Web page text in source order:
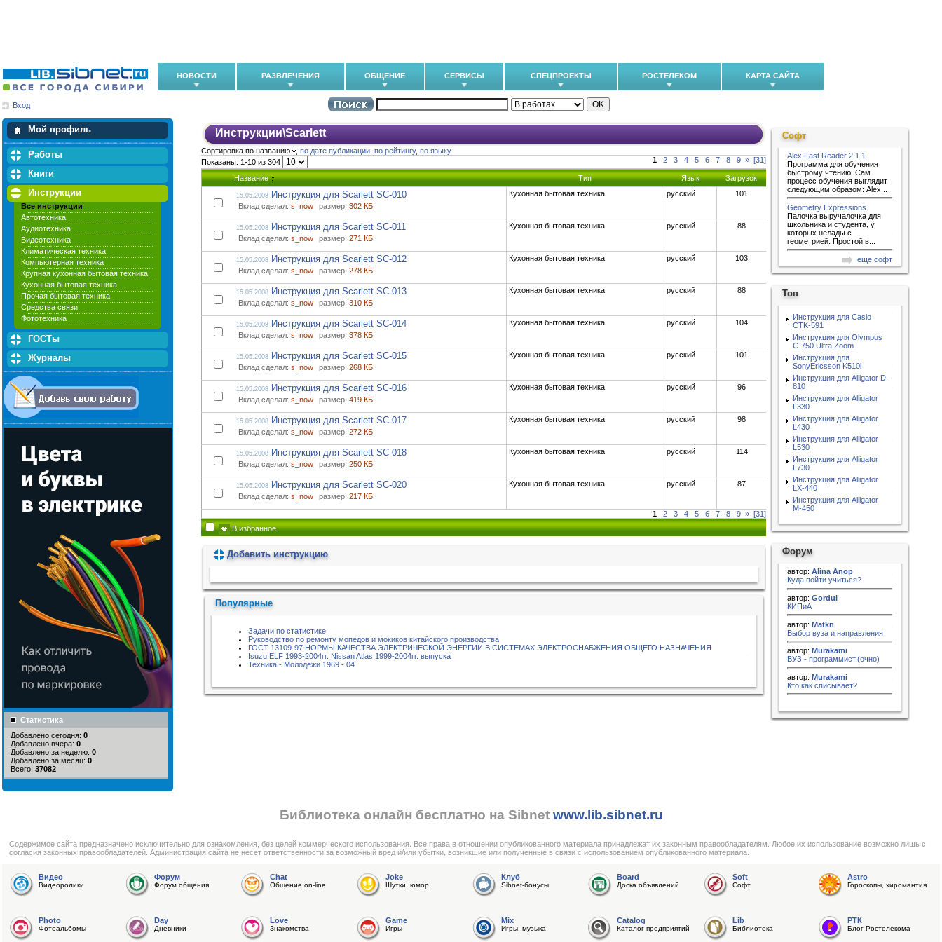
НОВОСТИ РАЗВЛЕЧЕНИЯ ОБЩЕНИЕ СЕРВИСЫ СПЕЦПРОЕКТЫ РОСТЕЛЕКОМ КАРТА САЙТА
Вход
Мой профиль
Мои закладки
Работы
Книги
Инструкции
Все инструкции
Автотехника
Аудиотехника
Видеотехника
Климатическая техника
Компьютерная техника
Крупная кухонная бытовая техника
Кухонная бытовая техника
Прочая бытовая техника
Средства связи
Фототехника
ГОСТы
Журналы
Статистика
Добавлено сегодня: 0
Добавлено вчера: 0
Добавлено за неделю: 0
Добавлено за месяц: 0
Всего: 37082
Инструкции\Scarlett
Сортировка по названию по дате публикации по рейтингу, по языку
Показаны: 1-10 из 304
1 2 3 4 5 6 7 8 9 » [31]
Название Тип Язык Загрузок
15.05.2008 Инструкция для Scarlett SC-010
Вклад сделал: s_now размер: 302 КБ
Кухонная бытовая техника русский 101
15.05.2008 Инструкция для Scarlett SC-011
Вклад сделал: s_now размер: 271 КБ
Кухонная бытовая техника русский 88
15.05.2008 Инструкция для Scarlett SC-012
Вклад сделал: s_now размер: 278 КБ
Кухонная бытовая техника русский 103
15.05.2008 Инструкция для Scarlett SC-013
Вклад сделал: s_now размер: 310 КБ
Кухонная бытовая техника русский 88
15.05.2008 Инструкция для Scarlett SC-014
Вклад сделал: s_now размер: 378 КБ
Кухонная бытовая техника русский 104
15.05.2008 Инструкция для Scarlett SC-015
Вклад сделал: s_now размер: 268 КБ
Кухонная бытовая техника русский 101
15.05.2008 Инструкция для Scarlett SC-016
Вклад сделал: s_now размер: 419 КБ
Кухонная бытовая техника русский 96
15.05.2008 Инструкция для Scarlett SC-017
Вклад сделал: s_now размер: 272 КБ
Кухонная бытовая техника русский 98
15.05.2008 Инструкция для Scarlett SC-018
Вклад сделал: s_now размер: 250 КБ
Кухонная бытовая техника русский 114
15.05.2008 Инструкция для Scarlett SC-020
Вклад сделал: s_now размер: 217 КБ
Кухонная бытовая техника русский 87
1 2 3 4 5 6 7 8 9 » [31]
В избранное
Добавить инструкцию
Популярные
Задачи по статистике
Руководство по ремонту мопедов и мокиков китайского производства
ГОСТ 13109-97 НОРМЫ КАЧЕСТВА ЭЛЕКТРИЧЕСКОЙ ЭНЕРГИИ В СИСТЕМАХ ЭЛЕКТРОСНАБЖЕНИЯ ОБЩЕГО НАЗНАЧЕНИЯ
Isuzu ELF 1993-2004гг. Nissan Atlas 1999-2004гг. выпуска
Техника - Молодёжи 1969 - 04
Софт
Alex Fast Reader 2.1.1
Программа для обучения
быстрому чтению. Сам
процесс обучения выглядит
следующим образом: Alex...
Geometry Expressions
Палочка выручалочка для
школьника и студента, у
которых нелады с
геометрией. Простой в...
еще софт
Топ
Инструкция для Casio
CTK-591
Инструкция для Olympus
C-750 Ultra Zoom
Инструкция для
SonyEricsson K510i
Инструкция для Alligator D-
810
Инструкция для Alligator
L330
Инструкция для Alligator
L430
Инструкция для Alligator
L530
Инструкция для Alligator
L730
Инструкция для Alligator
LX-440
Инструкция для Alligator
M-450
Форум
автор: Alina Anop
Куда пойти учиться?
автор: Gordui
КИПиА
автор: Matkn
Выбор вуза и направления
автор: Murakami
ВУЗ - программист.(очно)
автор: Murakami
Кто как списывает?
Библиотека онлайн бесплатно на Sibnet www.lib.sibnet.ru
Cодержимое сайта предназначено исключительно для ознакомления, без целей коммерческого использования. Все права в отношении опубликованного материала принадлежат их законным правообладателям. Любое их использование возможно лишь с
согласия законных правообладателей. Администрация сайта не несет ответственности за возможный вред и/или убытки, возникшие или полученные в связи с использованием опубликованного материала.
Видео
Видеоролики
Форум
Форум общения
Chat
Общение on-line
Joke
Шутки, юмор
Клуб
Sibnet-бонусы
Board
Доска объявлений
Soft
Софт
Astro
Гороскопы, хиромантия
Photo
Фотоальбомы
Day
Дневники
Love
Знакомства
Game
Игры
Mix
Игры, музыка
Catalog
Каталог предприятий
Lib
Библиотека
РТК
Блог Ростелекома